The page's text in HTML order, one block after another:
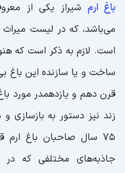
باغ ارم شیراز یکی از
می‌باشد، که در لیست
است. لازم به ذکر است که
ساخت و یا سازنده این باغ
قرن دهم و یازدهمدر مورد
زند نیز دستور به
75 سال صاحبان باغ
جاذبه‌های مختلفی که در